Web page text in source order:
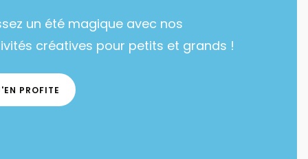
un été magique avec nos
créatives pour petits et grands !
PROFITE